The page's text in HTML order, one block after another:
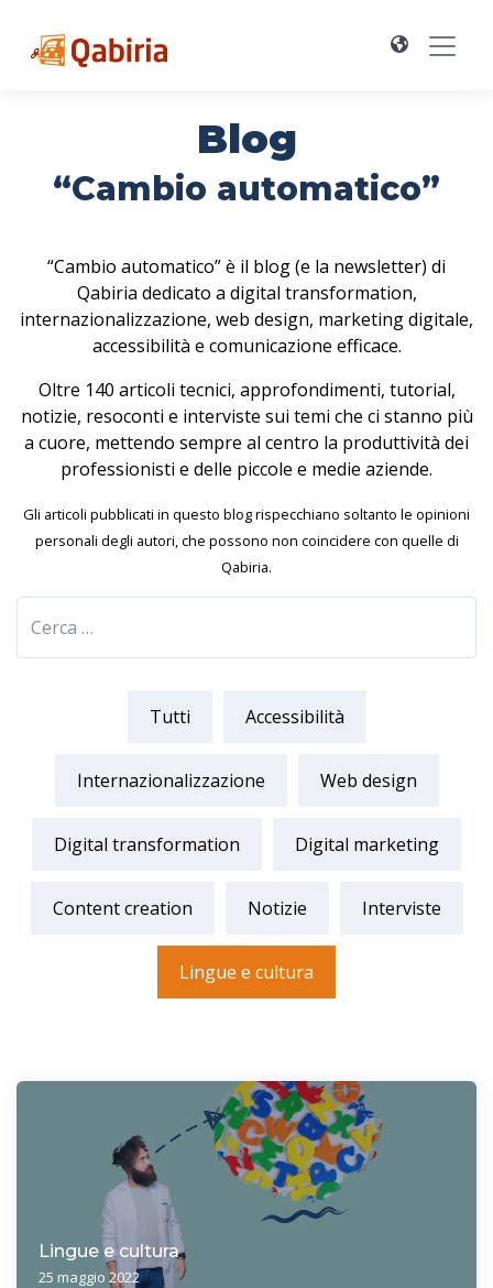
Blog
“Cambio automatico”
“Cambio automatico” è il blog (e la newsletter) di
Qabiria dedicato a digital transformation,
internazionalizzazione, web design, marketing digitale,
accessibilità e comunicazione efficace.
Oltre 140 articoli tecnici, approfondimenti, tutorial,
notizie, resoconti e interviste sui temi che ci stanno più
a cuore, mettendo sempre al centro la produttività dei
professionisti e delle piccole e medie aziende.
Gli articoli pubblicati in questo blog rispecchiano soltanto le opinioni
personali degli autori, che possono non coincidere con quelle di
Qabiria.
Tutti Accessibilità
Internazionalizzazione Web design
Digital transformation Digital marketing
Content creation Notizie Interviste
Lingue e cultura
Lingue e cultura
25 maggio 2022